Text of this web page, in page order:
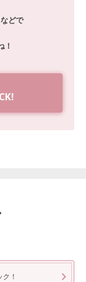
どで
！
！